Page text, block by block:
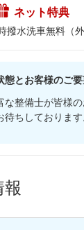
ネット特典
撥水洗車無料（
態とお客様のご
な整備士が皆様
待ちしております
報